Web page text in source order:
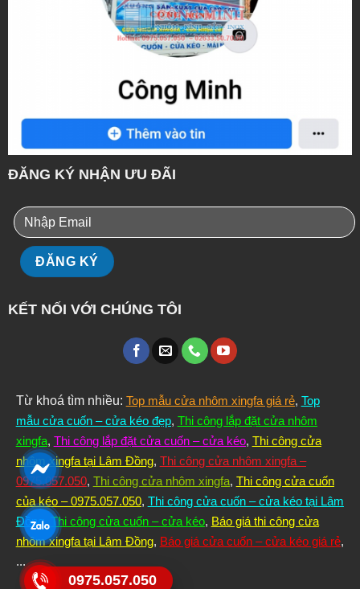
ĐĂNG KÝ NHẬN ƯU ĐÃI
KẾT NỐI VỚI CHÚNG TÔI
Từ khoá tìm nhiều: Top mẫu cửa nhôm xingfa giá rẻ, Top
mẫu cửa cuốn – cửa kéo đẹp, Thi công lắp đặt cửa nhôm
xingfa, Thi công lắp đặt cửa cuốn – cửa kéo, Thi công cửa
nhôm xingfa tại Lâm Đồng, Thi công cửa nhôm xingfa –
0975.057.050, Thi công cửa nhôm xingfa, Thi công cửa cuốn
của kéo – 0975.057.050, Thi công cửa cuốn – cửa kéo tại Lâm
Đồng, Thi công cửa cuốn – cửa kéo, Báo giá thi công cửa
nhôm xingfa tại Lâm Đồng, Báo giá cửa cuốn – cửa kéo giá rẻ,
...
0975.057.050